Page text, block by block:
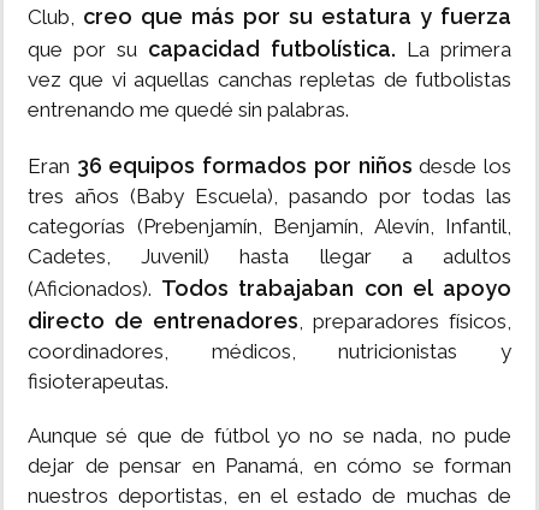
Club, creo que más por su estatura y fuerza
que por su capacidad futbolística. La primera
vez que vi aquellas canchas repletas de futbolistas
entrenando me quedé sin palabras.
Eran 36 equipos formados por niños desde los
tres años (Baby Escuela), pasando por todas las
categorías (Prebenjamín, Benjamín, Alevín, Infantil,
Cadetes, Juvenil) hasta llegar a adultos
(Aficionados). Todos trabajaban con el apoyo
directo de entrenadores, preparadores físicos,
coordinadores, médicos, nutricionistas y
fisioterapeutas.
Aunque sé que de fútbol yo no se nada, no pude
dejar de pensar en Panamá, en cómo se forman
nuestros deportistas, en el estado de muchas de